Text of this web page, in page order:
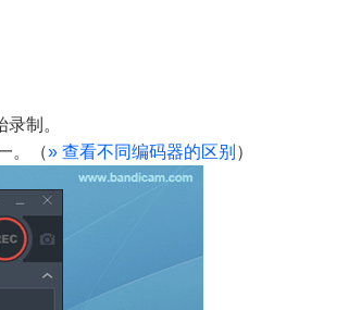
录制。
。（»查看不同编码器的区别 ）